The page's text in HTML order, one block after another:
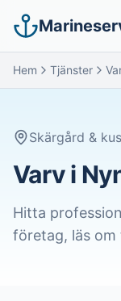
Hem Tjänster
Skärgård &
Varv i
Hitta
företag, läs